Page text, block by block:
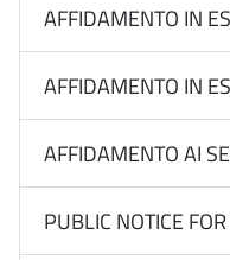
AFFIDAMENTO IN
AFFIDAMENTO IN
AFFIDAMENTO AI
PUBLIC NOTICE